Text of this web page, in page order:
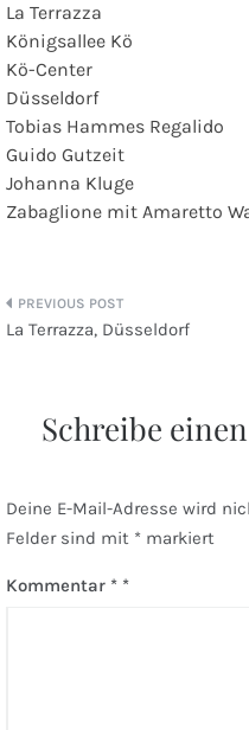
La Terrazza
Königsallee Kö
Kö-Center
Düsseldorf
Tobias Hammes Regalido
Guido Gutzeit
Johanna Kluge
Zabaglione mit Amaretto
La Terrazza, Düsseldorf
Schreibe
Deine E-Mail-Adresse wird
Felder sind mit * markiert
Kommentar *